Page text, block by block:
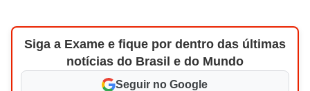
Siga a Exame e fique por dentro das últimas
notícias do Brasil e do Mundo
Seguir no Google